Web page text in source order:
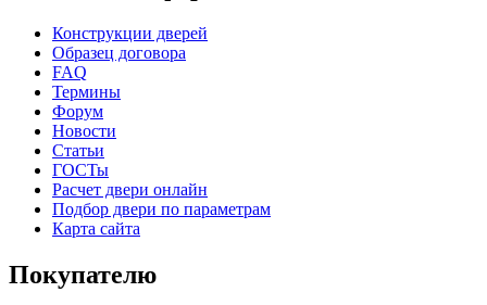
Конструкции дверей
Образец договора
FAQ
Термины
Форум
Новости
Статьи
ГОСТы
Расчет двери онлайн
Подбор двери по параметрам
Карта сайта
Покупателю